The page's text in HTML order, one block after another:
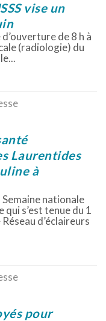
vise un
de 8 h à
(radiologie) du
Laurentides
à
Semaine nationale
qui s’est tenue du 1
d’éclaireurs
pour